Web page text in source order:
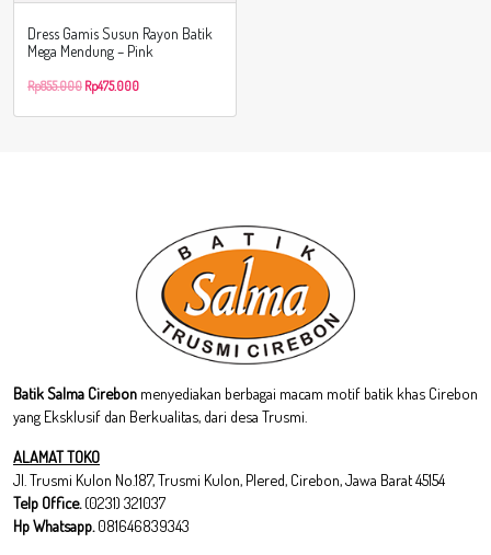
Dress Gamis Susun Rayon Batik
Mega Mendung – Pink
Rp855.000 Rp475.000
Batik Salma Cirebon menyediakan berbagai macam motif batik khas Cirebon
yang Eksklusif dan Berkualitas, dari desa Trusmi.
ALAMAT TOKO
Jl. Trusmi Kulon No.187, Trusmi Kulon, Plered, Cirebon, Jawa Barat 45154
Telp Office. (0231) 321037
Hp Whatsapp. 081646839343